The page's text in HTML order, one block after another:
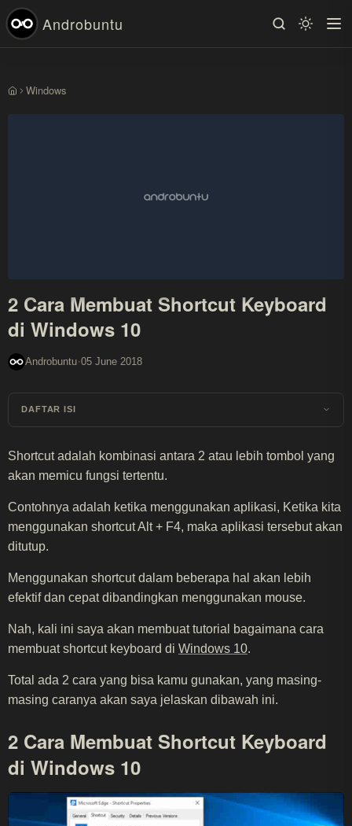
Androbuntu
BerandaWindows
2 Cara Membuat Shortcut Keyboard
di Windows 10
Androbuntu·05 June 2018
DAFTAR ISI
Shortcut adalah kombinasi antara 2 atau lebih tombol yang
akan memicu fungsi tertentu.
Contohnya adalah ketika menggunakan aplikasi, Ketika kita
menggunakan shortcut Alt + F4, maka aplikasi tersebut akan
ditutup.
Menggunakan shortcut dalam beberapa hal akan lebih
efektif dan cepat dibandingkan menggunakan mouse.
Nah, kali ini saya akan membuat tutorial bagaimana cara
membuat shortcut keyboard di Windows 10.
Total ada 2 cara yang bisa kamu gunakan, yang masing-
masing caranya akan saya jelaskan dibawah ini.
2 Cara Membuat Shortcut Keyboard
di Windows 10